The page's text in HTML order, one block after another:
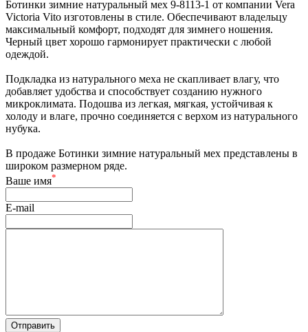
Ботинки зимние натуральный мех 9-8113-1 от компании Vera
Victoria Vito изготовлены в стиле. Обеспечивают владельцу
максимальный комфорт, подходят для зимнего ношения.
Черный цвет хорошо гармонирует практически с любой
одеждой.
Подкладка из натурального меха не скапливает влагу, что
добавляет удобства и способствует созданию нужного
микроклимата. Подошва из легкая, мягкая, устойчивая к
холоду и влаге, прочно соединяется с верхом из натурального
нубука.
В продаже Ботинки зимние натуральный мех представлены в
широком размерном ряде.
Ваше имя*
E-mail